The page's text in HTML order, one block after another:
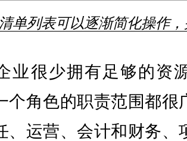
单列表可以逐渐简化操作
很少拥有足够的资
个角色的职责范围都很
、运营、会计和财务、